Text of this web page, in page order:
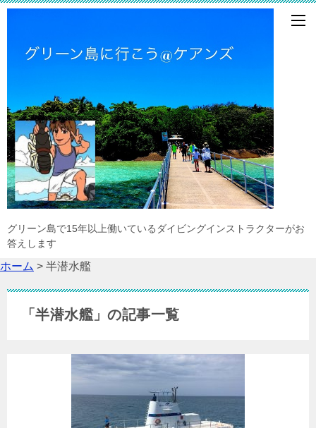
グリーン島で15年以上働いているダイビングインストラクターがお
答えします
ホーム > 半潜水艦
「半潜水艦」の記事一覧